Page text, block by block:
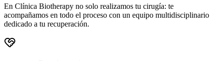
En Clínica Biotherapy no solo realizamos tu cirugía: te
acompañamos en todo el proceso con un equipo multidisciplinario
dedicado a tu recuperación.